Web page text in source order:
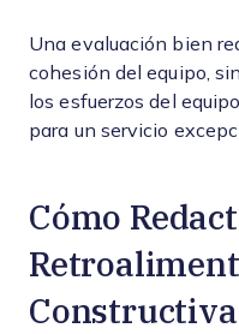
Una evaluación bien
cohesión del equipo,
los esfuerzos del
para un servicio
Cómo
Constructiva